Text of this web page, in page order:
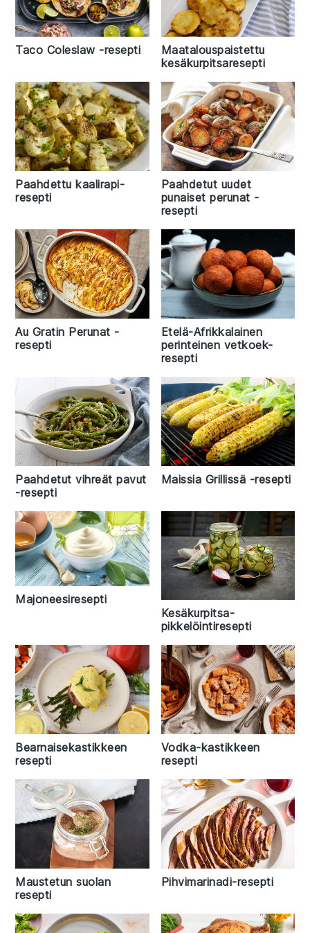
Taco Coleslaw -resepti
Maatalouspaistettu
kesäkurpitsaresepti
Paahdettu kaalirapi-
resepti
Paahdetut uudet
punaiset perunat -
resepti
Au Gratin Perunat -
resepti
Etelä-Afrikkalainen
perinteinen vetkoek-
resepti
Paahdetut vihreät pavut
-resepti
Maissia Grillissä -resepti
Majoneesiresepti
Kesäkurpitsa-
pikkelöintiresepti
Bearnaisekastikkeen
resepti
Vodka-kastikkeen
resepti
Maustetun suolan
resepti
Pihvimarinadi-resepti